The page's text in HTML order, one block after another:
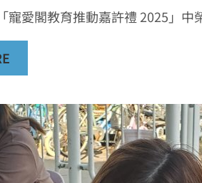
寵愛閣教育推動嘉許禮 2025」